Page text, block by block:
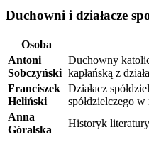
Duchowni i działacze
Osoba
Antoni
Sobczyński
Duchowny
kapłańską z
Franciszek
Heliński
Działacz
spółdzielczego
Anna
Góralska
Historyk